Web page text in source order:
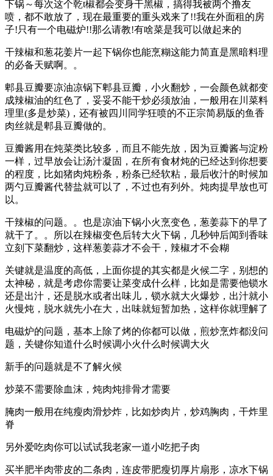
下锅～每次这个乾t椒都会变身干黑椒，搞得我被两个撸友
喷，都不敢放了，现在最重要的重头戏来了!!我在外面租的房
子!只有一个电磁炉!!那么请教!有啥菜是我可以做起来的
干辣椒和葱花姜片一起下锅你也能烹糊这能力简直是黑暗料理
的必备天赋啊。。
郫县豆瓣要凉油凉锅下郫县豆瓣，小火翻炒，一会颜色就都变
成辣椒油的红色了，妥妥不能干炒必须放油，一般用在川菜料
理里(多是炒菜)，还有被四川同学狂喷的不正宗简易版的鱼香
肉丝就是郫县豆瓣做的。
豆瓣酱用在炖菜类比较多，而且不能先放，因为豆瓣酱与淀粉
一样，过早放会让汤汁凝固，在所有食材炖的已经达到你想要
的程度，比如猪肉炖粉条，粉条已经软粘，最后收汁的时候加
两勺豆瓣酱代替盐就可以了，不过也有列外。炖肉提早放也可
以。
干辣椒的问题。。也是凉油下锅小火烹变色，葱姜蒜下的早了
就干了。。所以在辣椒变色后转大火下锅，几秒钟后闻到香味
立刻下菜翻炒，这样葱姜蒜才不会干，辣椒才不会糊
关键就是温度的高低，上面你提的其实都是火候二字，别想的
太神秘，就是考虑你需要让菜变成什么样，比如是需要他锁水
还是出汁，还是脱水或者出味儿，锁水就大火爆炒，出汁就小
火慢炖，脱水就先小在大，出味就短暂加热，这样你就理解了
电磁炉的问题，基本上除了烤的你都可以做，煎炒烹炸都没问
题，关键你知道什么时候调小火什么时候调大火
新手的问题就是不了解火候
炒菜不需要除血沫，炖肉炖排骨才需要
腌肉一般用在纯瘦肉滑炒炸，比如炒肉片，炒鸡胸肉，干炸里
脊
另外爱吃肉你可以试试我老家一道小吃把子肉
买半肥半肉带皮的二条肉，连皮带肥瘦切厚片扇形，凉水下锅